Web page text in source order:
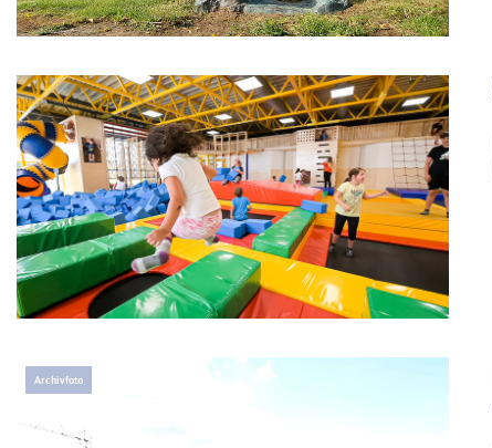
Archivfoto